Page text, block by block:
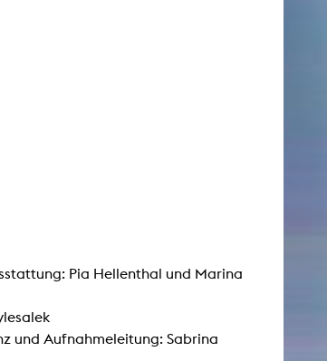
Pia Hellenthal und Marina
und Aufnahmeleitung: Sabrina